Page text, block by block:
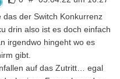
der Switch Konkurrenz
drin also ist es doch einfach
irgendwo hingeht wo es
gibt.
auf das Zutritt… egal